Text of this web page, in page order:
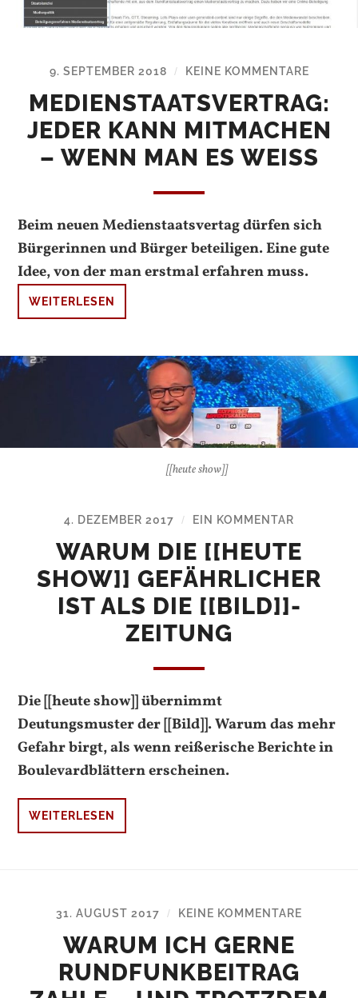
9. SEPTEMBER 2018 / KEINE KOMMENTARE
MEDIENSTAATSVERTRAG:
JEDER KANN MITMACHEN
– WENN MAN ES WEISS
Beim neuen Medienstaatsvertag dürfen sich
Bürgerinnen und Bürger beteiligen. Eine gute
Idee, von der man erstmal erfahren muss.
WEITERLESEN
[[heute show]]
4. DEZEMBER 2017 / EIN KOMMENTAR
WARUM DIE [[HEUTE
SHOW]] GEFÄHRLICHER
IST ALS DIE [[BILD]]-
ZEITUNG
Die [[heute show]] übernimmt
Deutungsmuster der [[Bild]]. Warum das mehr
Gefahr birgt, als wenn reißerische Berichte in
Boulevardblättern erscheinen.
WEITERLESEN
31. AUGUST 2017 / KEINE KOMMENTARE
WARUM ICH GERNE
RUNDFUNKBEITRAG